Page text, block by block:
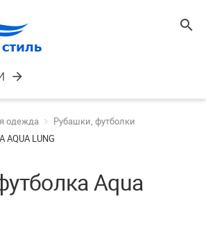
search
arrow_forward
одежда
Рубашки, футболки
LUNG
Aqua